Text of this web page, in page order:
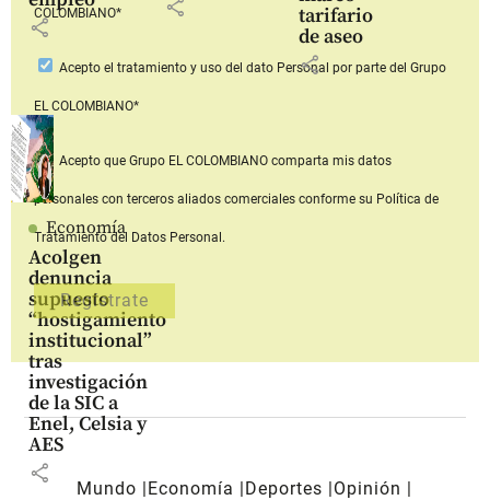
share
share
tarifario
de aseo
share
Economía
Acolgen
denuncia
supuesto
“hostigamiento
institucional”
tras
investigación
de la SIC a
Enel, Celsia y
AES
share
COLOMBIANO*
Acepto el tratamiento y uso del dato Personal por parte del Grupo
EL COLOMBIANO*
Acepto que Grupo EL COLOMBIANOcomparta mis datos
personales con terceros aliados comerciales conforme su Política de
Tratamiento del Datos Personal.
Mundo Economía Deportes
Opinión